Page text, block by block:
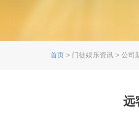
首页 > 门徒娱乐资讯 > 公司
远